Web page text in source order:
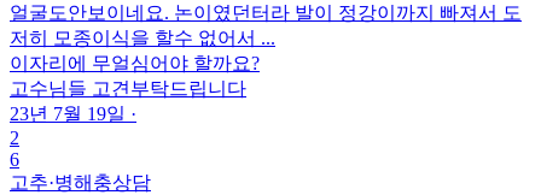
얼굴도안보이네요. 논이였던터라 발이 정강이까지 빠져서 도
저히 모종이식을 할수 없어서 ...
이자리에 무얼심어야 할까요?
고수님들 고견부탁드립니다
23년 7월 19일 ·
2
6
고추·병해충상담